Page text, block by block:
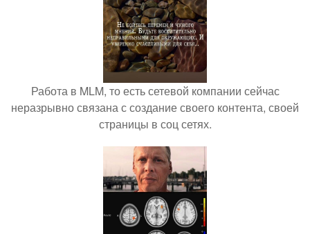
Работа в MLM, то есть сетевой компании сейчас
неразрывно связана с создание своего контента, своей
страницы в соц сетях.